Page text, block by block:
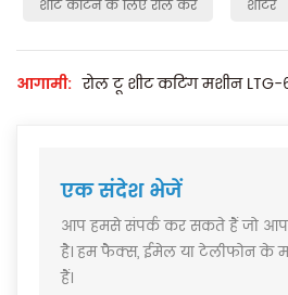
शीट काटने के लिए रोल करें
शीटर
आगामी: रोल टू शीट कटिंग मशीन LTG-
एक संदेश भेजें
आप हमसे संपर्क कर सकते हैं जो
है। हम फैक्स, ईमेल या टेलीफोन के
हैं।